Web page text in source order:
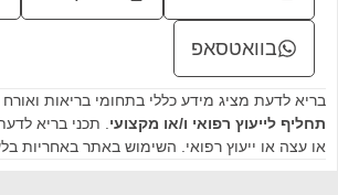
בוואטסאפ
בריא לדעת מציג מידע כללי בתחומי בריאות ואורח
תחליף לייעוץ רפואי ו/או מקצועי . תכני בריא
או עצה או ייעוץ רפואי. השימוש באתר באחריות